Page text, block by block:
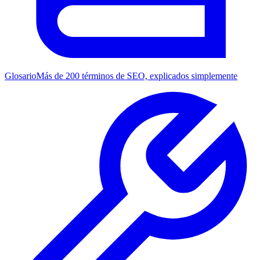
GlosarioMás de 200 términos de SEO, explicados simplemente